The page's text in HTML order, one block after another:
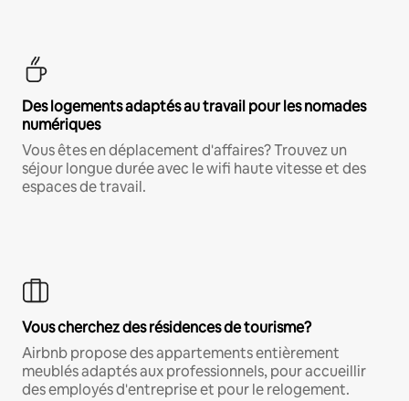
Des logements adaptés au travail pour les nomades
numériques
Vous êtes en déplacement d'affaires? Trouvez un
séjour longue durée avec le wifi haute vitesse et des
espaces de travail.
Vous cherchez des résidences de tourisme?
Airbnb propose des appartements entièrement
meublés adaptés aux professionnels, pour accueillir
des employés d'entreprise et pour le relogement.